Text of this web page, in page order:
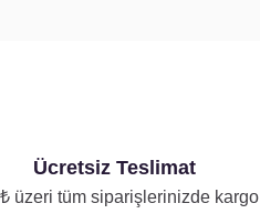
Ücretsiz Teslimat
üzeri tüm siparişlerinizde kargo